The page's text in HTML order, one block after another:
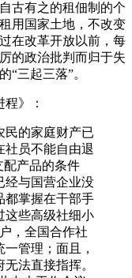
古有之的租佃制的个
用国家土地，不改变
在改革开放以前，每
的政治批判而归于失
“三起三落”。
》：
民的家庭财产已
社员不能自由退
配产品的条件
经与国营企业没
都掌握在干部手
这些高级社细小
，全国合作社
管理；面且，
法直接指挥。